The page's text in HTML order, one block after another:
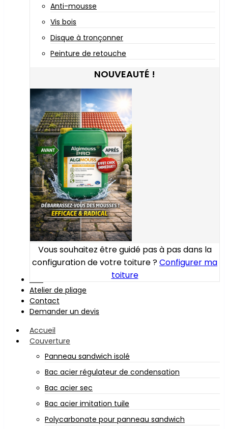
Anti-mousse
Vis bois
Disque à tronçonner
Peinture de retouche
NOUVEAUTÉ !
Vous souhaitez être guidé pas à pas dans la
configuration de votre toiture ?Configurer ma
toiture
Atelier de pliage
Contact
Demander un devis
Accueil
Couverture
Panneau sandwich isolé
Bac acier régulateur de condensation
Bac acier sec
Bac acier imitation tuile
Polycarbonate pour panneau sandwich